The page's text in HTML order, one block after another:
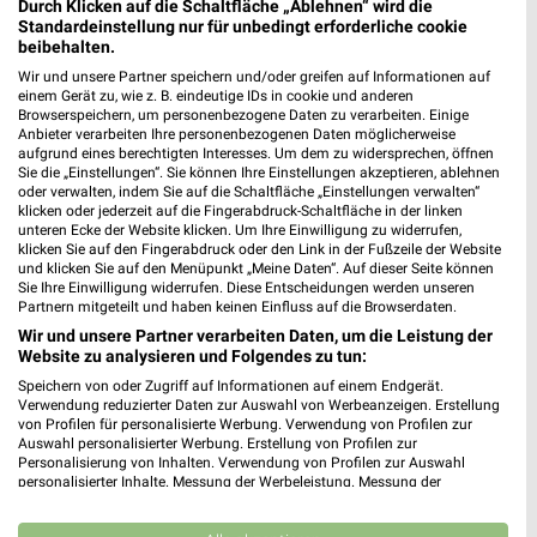
18,5 km
Angebote ab 05.08.
Gültig bis Di. 11.08.
5,7 km
Wochenend Spezial
Gültig ab Fr. 14.08.
Sconto Möbel Sconto Möbel
Durch Klicken auf die Schaltfläche „Ablehnen“ wird die
Standardeinstellung nur für unbedingt erforderliche cookie
beibehalten.
Wir und unsere Partner speichern und/oder greifen auf Informationen auf
einem Gerät zu, wie z. B. eindeutige IDs in cookie und anderen
Browserspeichern, um personenbezogene Daten zu verarbeiten. Einige
Anbieter verarbeiten Ihre personenbezogenen Daten möglicherweise
aufgrund eines berechtigten Interesses. Um dem zu widersprechen, öffnen
Sie die „Einstellungen“. Sie können Ihre Einstellungen akzeptieren, ablehnen
oder verwalten, indem Sie auf die Schaltfläche „Einstellungen verwalten“
klicken oder jederzeit auf die Fingerabdruck-Schaltfläche in der linken
unteren Ecke der Website klicken. Um Ihre Einwilligung zu widerrufen,
klicken Sie auf den Fingerabdruck oder den Link in der Fußzeile der Website
und klicken Sie auf den Menüpunkt „Meine Daten“. Auf dieser Seite können
Sie Ihre Einwilligung widerrufen. Diese Entscheidungen werden unseren
Partnern mitgeteilt und haben keinen Einfluss auf die Browserdaten.
Wir und unsere Partner verarbeiten Daten, um die Leistung der
Website zu analysieren und Folgendes zu tun:
Speichern von oder Zugriff auf Informationen auf einem Endgerät.
Verwendung reduzierter Daten zur Auswahl von Werbeanzeigen. Erstellung
von Profilen für personalisierte Werbung. Verwendung von Profilen zur
Auswahl personalisierter Werbung. Erstellung von Profilen zur
Personalisierung von Inhalten. Verwendung von Profilen zur Auswahl
personalisierter Inhalte. Messung der Werbeleistung. Messung der
Kombinationen von Daten aus verschiedenen Quellen. Entwicklung und